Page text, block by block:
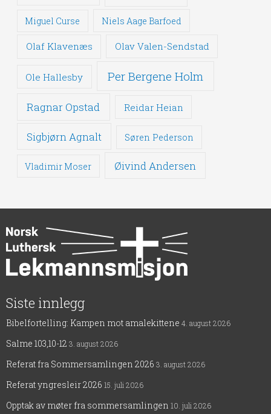
Miguel Curse Niels Aage Barfoed
Olaf Klavenæs Olav Valen-Sendstad
Ole Hallesby Per Bergene Holm
Ragnar Opstad Reidar Heian
Sigbjørn Agnalt Søren Pederson
Vladimir Moser Øivind Andersen
Siste innlegg
Bibelfortelling: Kampen mot amalekittene 4. august 2026
Salme 103,10-12 3. august 2026
Referat fra Sommersamlingen 2026 3. august 2026
Referat yngresleir 2026 15. juli 2026
Opptak av møter fra sommersamlingen 10. juli 2026